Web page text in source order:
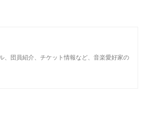
、団員紹介、チケット情報など、音楽愛好家の